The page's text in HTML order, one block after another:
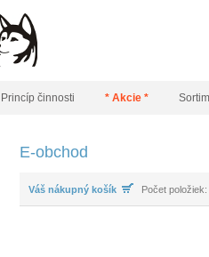
Princíp činnosti * Akcie *
E-obchod
Váš nákupný košík Počet